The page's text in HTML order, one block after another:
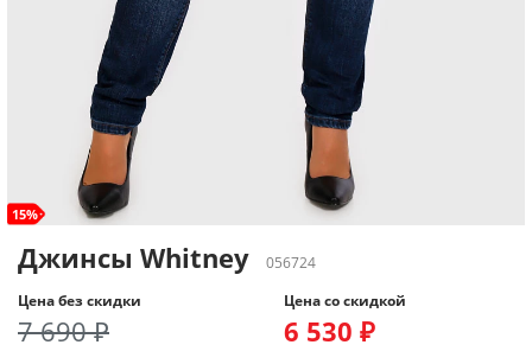
15%
Джинсы Whitney
056724
Цена без скидки
7 690 ₽
Цена со скидкой
6 530 ₽